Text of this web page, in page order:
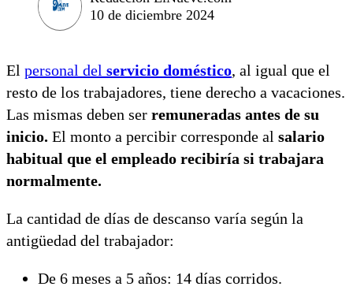
10 de diciembre 2024
El personal del servicio doméstico, al igual que el
resto de los trabajadores, tiene derecho a vacaciones.
Las mismas deben ser remuneradas antes de su
inicio. El monto a percibir corresponde al salario
habitual que el empleado recibiría si trabajara
normalmente.
La cantidad de días de descanso varía según la
antigüedad del trabajador:
De 6 meses a 5 años: 14 días corridos.